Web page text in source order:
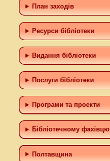
План заходів
Ресурси бібліотеки
Видання бібліотеки
Послуги бібліотеки
Програми та проекти
Бiблiотечному фахiвцю
Полтавщина